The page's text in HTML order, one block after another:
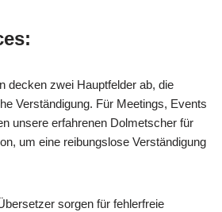
decken zwei Hauptfelder ab, die
Verständigung. Für Meetings, Events
unsere erfahrenen Dolmetscher für
um eine reibungslose Verständigung
sorgen für fehlerfreie